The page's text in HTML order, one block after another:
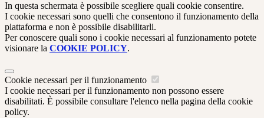
In questa schermata è possibile scegliere quali cookie consentire.
I cookie necessari sono quelli che consentono il funzionamento della
piattaforma e non è possibile disabilitarli.
Per conoscere quali sono i cookie necessari al funzionamento potete
visionare la COOKIE POLICY.
Cookie necessari per il funzionamento
I cookie necessari per il funzionamento non possono essere
disabilitati. È possibile consultare l'elenco nella pagina della cookie
policy.